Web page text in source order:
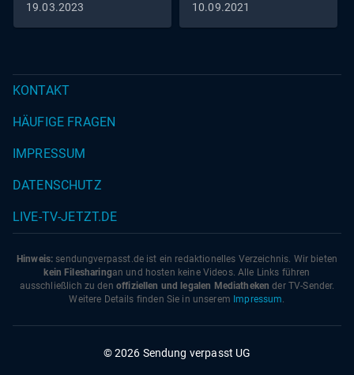
(Deutschland) - Das Spiel
19.03.2023
10.09.2021
KONTAKT
HÄUFIGE FRAGEN
IMPRESSUM
DATENSCHUTZ
LIVE-TV-JETZT.DE
Hinweis: sendungverpasst.de ist ein redaktionelles Verzeichnis. Wir bieten
kein Filesharingan und hosten keine Videos. Alle Links führen
ausschließlich zu den offiziellen und legalen Mediatheken der TV-Sender.
Weitere Details finden Sie in unserem Impressum.
© 2026 Sendung verpasst UG